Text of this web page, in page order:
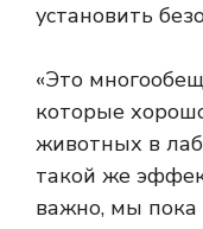
установить
«Это
которые
животных в
такой же
важно, мы пока